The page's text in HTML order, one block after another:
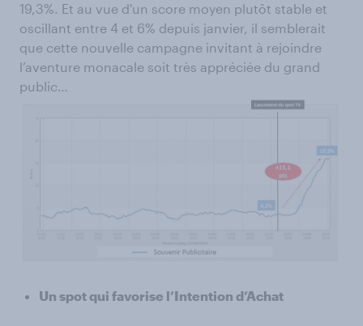
19,3%. Et au vue d'un score moyen plutôt stable et
oscillant entre 4 et 6% depuis janvier, il semblerait
que cette nouvelle campagne invitant à rejoindre
l’aventure monacale soit très appréciée du grand
public…
Un spot qui favorise l’Intention d’Achat